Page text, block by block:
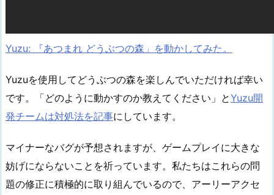
Yuzu: 『あつまれ どうぶつの森」を動かしてみた。
Yuzuを使用してどうぶつの森を楽しんでいただければ幸い
です。「どのように動かすのか教えてください」とYuzu開
発チームは対処法を記事にしています。
マイナーなバグが予想されますが、ゲームプレイに大きな
妨げにならないことを祈っています。私たちはこれらの問
題の修正に積極的に取り組んでいるので、アーリーアクセ